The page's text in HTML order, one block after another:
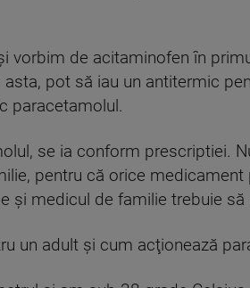
vorbim de acitaminofen în
pot să iau un antitermic
paracetamolul.
se ia conform prescriptiei.
pentru că orice
şi medicul de familie trebuie să
un adult şi cum acţionează